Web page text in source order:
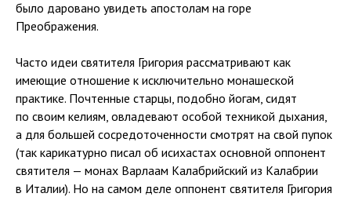
было даровано увидеть апостолам на горе
Преображения.
Часто идеи святителя Григория рассматривают как
имеющие отношение к исключительно монашеской
практике. Почтенные старцы, подобно йогам, сидят
по своим келиям, овладевают особой техникой дыхания,
а для большей сосредоточенности смотрят на свой пупок
(так карикатурно писал об исихастах основной оппонент
святителя — монах Варлаам Калабрийский из Калабрии
в Италии). Но на самом деле оппонент святителя Григория